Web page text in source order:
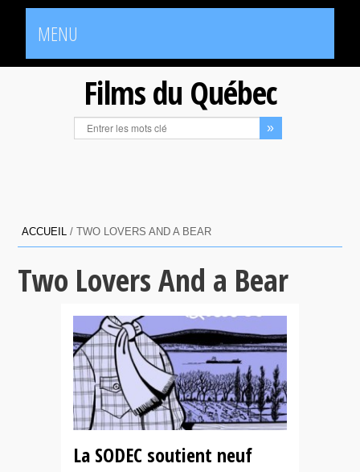
MENU
Films du Québec
ACCUEIL /TWO LOVERS AND A BEAR
Two Lovers And a Bear
La SODEC soutient neuf